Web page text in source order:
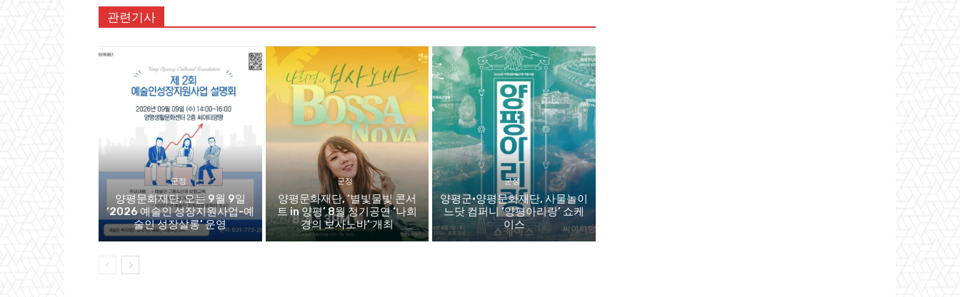
관련기사
군정
양평문화재단, 오는 9월 9일
‘2026 예술인 성장지원사업-예
술인 성장살롱’ 운영
군정
양평문화재단, ‘별빛물빛 콘서
트 in 양평’ 8월 정기공연 ‘나희
경의 보사노바’ 개최
군정
양평군·양평문화재단, 사물놀이
느닷 컴퍼니 ‘양평아리랑’ 쇼케
이스